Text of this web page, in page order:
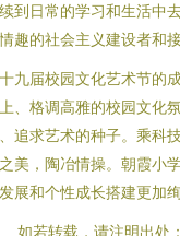
到日常的学习和生活中
趣的社会主义建设者和接
九届校园文化艺术节的
、格调高雅的校园文化
追求艺术的种子。乘科
美，陶冶情操。朝霞小
展和个性成长搭建更加绚
如若转载，请注明出